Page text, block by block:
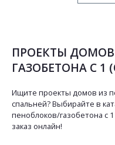
ПРОЕКТЫ
ГАЗОБЕТОНА С
Ищите проекты домов из
спальней? Выбирайте в
пеноблоков/газобетона с
заказ онлайн!